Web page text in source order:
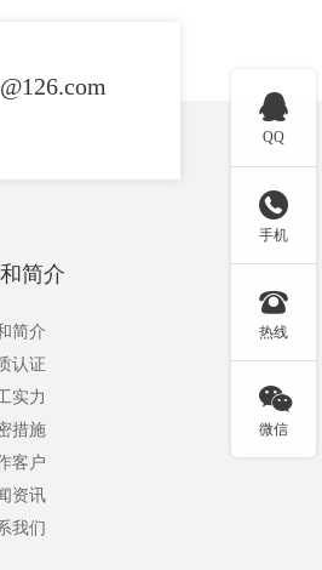
简介
简介
认证
实力
措施
客户
资讯
我们

QQ

手机

热线

微信